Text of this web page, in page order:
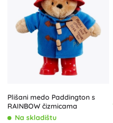
Plišani medo Paddington s
RAINBOW čizmicama
Na skladištu